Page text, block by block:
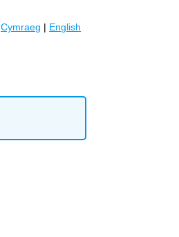
Cymraeg | English